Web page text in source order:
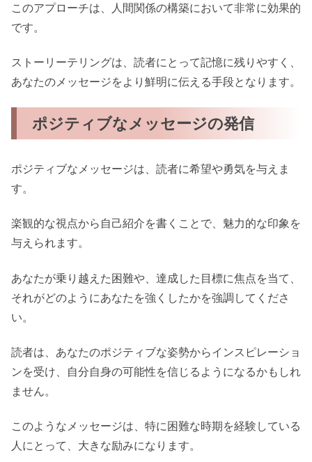
このアプローチは、人間関係の構築において非常に効果的
です。
ストーリーテリングは、読者にとって記憶に残りやすく、
あなたのメッセージをより鮮明に伝える手段となります。
ポジティブなメッセージの発信
ポジティブなメッセージは、読者に希望や勇気を与えま
す。
楽観的な視点から自己紹介を書くことで、魅力的な印象を
与えられます。
あなたが乗り越えた困難や、達成した目標に焦点を当て、
それがどのようにあなたを強くしたかを強調してくださ
い。
読者は、あなたのポジティブな姿勢からインスピレーショ
ンを受け、自分自身の可能性を信じるようになるかもしれ
ません。
このようなメッセージは、特に困難な時期を経験している
人にとって、大きな励みになります。